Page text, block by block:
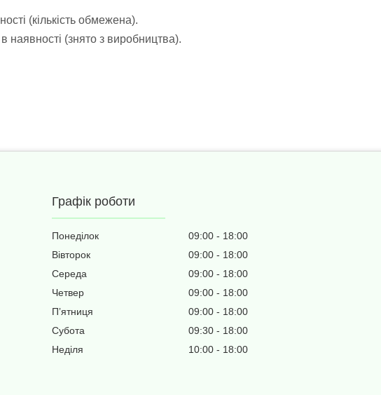
(кількість обмежена).
наявності (знято з виробництва).
Графік роботи
Понеділок 09:00
18:00
Вівторок
09:00
18:00
Середа
09:00
18:00
Четвер
09:00
18:00
Пʼятниця
09:00
18:00
Субота
09:30
18:00
Неділя
10:00 18:00